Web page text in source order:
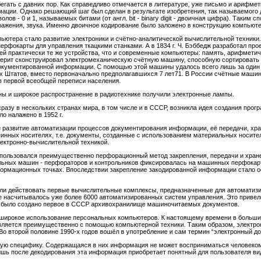
с давних пор. Как справедливо отмечается в литературе, уже письмо и
Однако решающий шаг был сделан в результате изобретения, так называемого
- 0 и 1, называемых битами (от англ. bit - binary digit - двоичная цифра). Таким
звука. Именно двоичное кодирование было заложено в конструкцию
стало развитие электроники и счётно-аналитической вычислительной
для управления ткацкими станками. А в 1834 г. Ч. Бэббедж разработал
те же устройства, что и современные компьютеры: память,
сконструировал электромеханическую счётную машину, способную
информации. С помощью этой машины удалось всего лишь за один
Штатов, вместо первоначально предполагавшихся 7 лет71. В России счётные
всеобщей переписи населения.
и широкое распространение в радиотехнике получили электронные лампы.
в нескольких странах мира, в том числе и в СССР, возникла идея создания
налажено в 1952 г.
автоматизации процессов документирования информации, её передачи,
носителях, т.е. документы, созданные с использованием материальных
вычислительной техникой.
преимущественно перфорационный метод закрепления, передачи и
машин - перфораторов и контрольников фиксировалась на машинных
точках. Впоследствии закрепление закодированной информации стало
действовать первые вычислительные комплексы, предназначенные для
уже более 6000 автоматизированных систем управления. Это
создано первое в СССР архивохранилище машиночитаемых документов.
использование персональных компьютеров. К настоящему времени в
преимущественно с помощью компьютерной техники. Таким образом,
второй половине 1990-х годов вошёл в употребление и сам термин “электронный
специфику. Содержащаяся в них информация не может восприниматься
после декодирования эта информация приобретает понятный для пользователя